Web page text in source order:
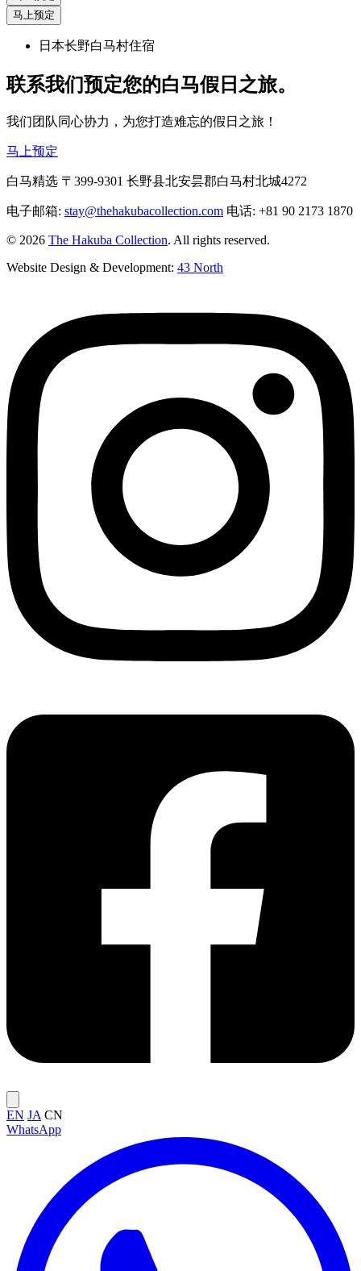
马上预定
日本长野白马村住宿
联系我们预定您的白马假日之旅。
我们团队同心协力，为您打造难忘的假日之旅！
马上预定
白马精选 〒399-9301 长野县北安昙郡白马村北城4272
电子邮箱: stay@thehakubacollection.com 电话: +81 90 2173 1870
© 2026 The Hakuba Collection. All rights reserved.
Website Design & Development: 43 North
EN JA CN
WhatsApp